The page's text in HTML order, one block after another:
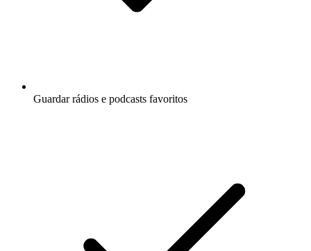
Guardar rádios e podcasts favoritos